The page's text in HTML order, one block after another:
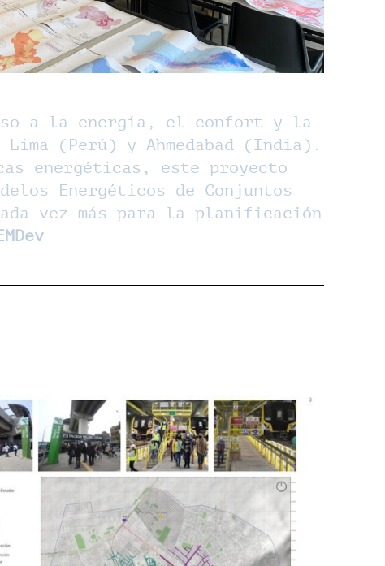
a la energía, el confort y la
(Perú) y Ahmedabad (India).
energéticas, este proyecto
Energéticos de Conjuntos
vez más para la planificación